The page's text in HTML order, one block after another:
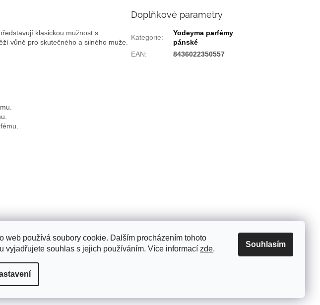
web používá soubory cookie. Dalším procházením tohoto
vyjadřujete souhlas s jejich používáním. Více informací zde.
Souhlasím
klasickou mužnost s
vůně pro skutečného a silného muže.
Doplňkové parametry
Kategorie:
Yodeyma parfémy
pánské
EAN: 8436022350557